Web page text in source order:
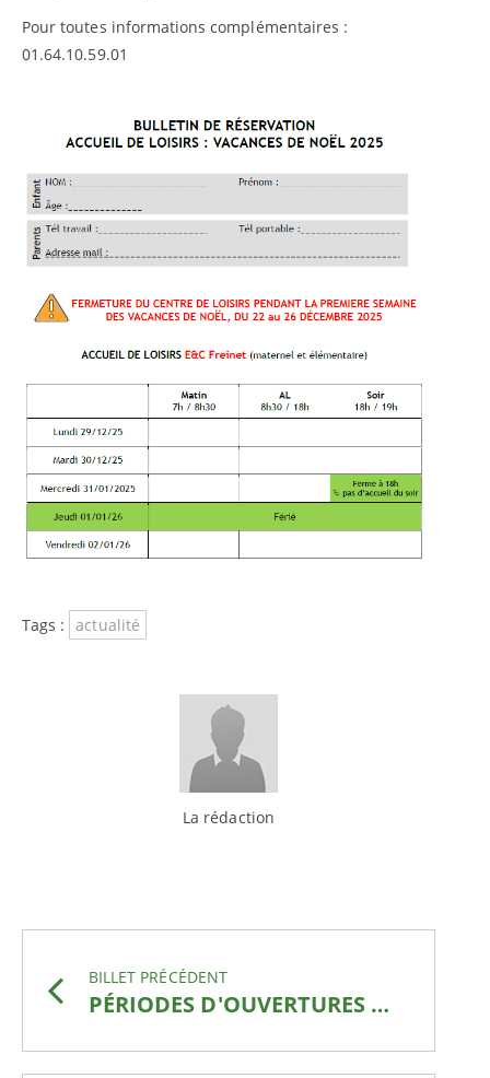
Pour toutes informations complémentaires :
01.64.10.59.01
Tags : actualité
La rédaction
BILLET PRÉCÉDENT
PÉRIODES D'OUVERTURES DE LA PÊCHE EN 2026